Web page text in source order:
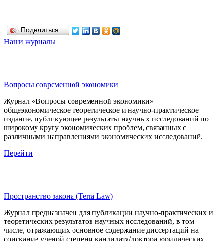
Поделиться…
Наши журналы
Вопросы современной экономики
Журнал «Вопросы современной экономики» —
общеэкономическое теоретическое и научно-практическое
издание, публикующее результаты научных исследований по
широкому кругу экономических проблем, связанных с
различными направлениями экономических исследований.
Перейти
Пространство закона (Terra Law)
Журнал предназначен для публикации научно-практических и
теоретических результатов научных исследований, в том
числе, отражающих основное содержание диссертаций на
соискание ученой степени кандидата/доктора юридических